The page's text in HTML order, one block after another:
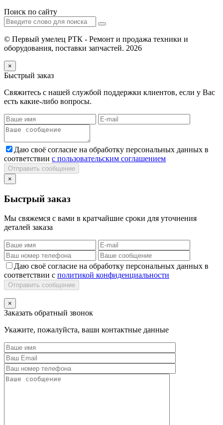
Поиск по сайту
© Первый умелец РТК - Ремонт и продажа техники и
оборудования, поставки запчастей. 2026
×
Быстрый заказ
Свяжитесь с нашей службой поддержки клиентов, если у Вас
есть какие-либо вопросы.
Даю своё согласие на обработку персональных данных в
соответствии с пользовательским соглашением
Отправить сообщение
×
Быстрый заказ
Мы свяжемся с вами в кратчайшие сроки для уточнения
деталей заказа
Даю своё согласие на обработку персональных данных в
соответствии с политикой конфиденциальности
Отправить сообщение
×
Заказать обратный звонок
Укажите, пожалуйста, ваши контактные данные